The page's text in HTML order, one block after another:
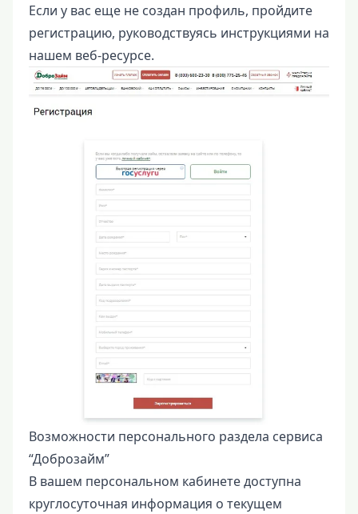
Если у вас еще не создан профиль, пройдите
регистрацию, руководствуясь инструкциями на
нашем веб-ресурсе.
Возможности персонального раздела сервиса
“Доброзайм”
В вашем персональном кабинете доступна
круглосуточная информация о текущем